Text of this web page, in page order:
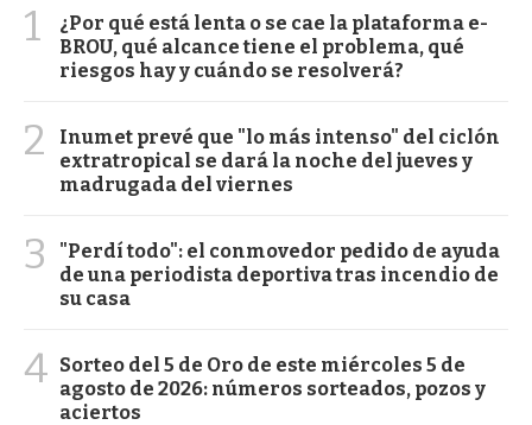
1
¿Por qué está lenta o se cae la plataforma e-
BROU, qué alcance tiene el problema, qué
riesgos hay y cuándo se resolverá?
2
Inumet prevé que "lo más intenso" del ciclón
extratropical se dará la noche del jueves y
madrugada del viernes
3
"Perdí todo": el conmovedor pedido de ayuda
de una periodista deportiva tras incendio de
su casa
4 Sorteo del 5 de Oro de este miércoles 5 de
agosto de 2026: números sorteados, pozos y
aciertos